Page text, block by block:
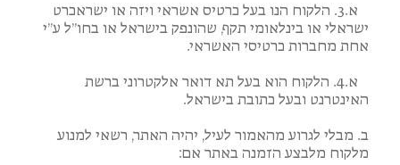
א.3. הלקוח הנו בעל כרטיס אשראי ויזה או ישראכרט
ישראלי או בינלאומי תקף, שהונפק בישראל או בחו”ל ע”י
אחת מחברות כרטיסי האשראי.
א.4. הלקוח הוא בעל תא דואר אלקטרוני ברשת
האינטרנט ובעל כתובת בישראל.
ב. מבלי לגרוע מהאמור לעיל, יהיה האתר, רשאי למנוע
מלקוח מלבצע הזמנה באתר אם: